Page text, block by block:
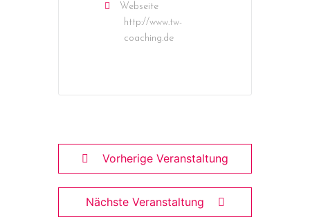
Webseite
http://www.tw-
coaching.de
Vorherige Veranstaltung
Nächste Veranstaltung